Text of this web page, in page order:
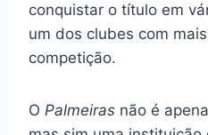
conquistar o título em
um dos clubes com
competição.
O Palmeiras não é